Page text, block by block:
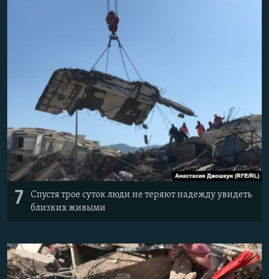
7
Спустя трое суток люди не теряют надежду увидеть
близких живыми